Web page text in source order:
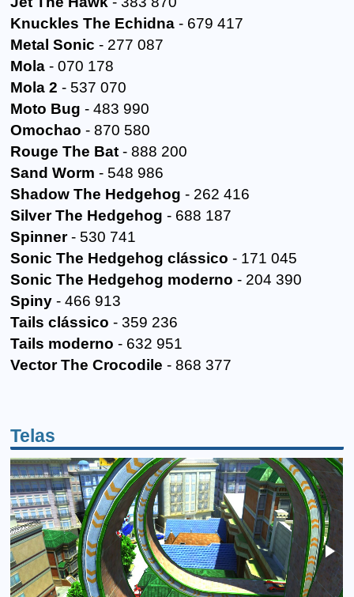
Knuckles The Echidna - 679 417
Metal Sonic - 277 087
Mola - 070 178
Mola 2 - 537 070
Moto Bug - 483 990
Omochao - 870 580
Rouge The Bat - 888 200
Sand Worm - 548 986
Shadow The Hedgehog - 262 416
Silver The Hedgehog - 688 187
Spinner- 530 741
Sonic The Hedgehog clássico - 171 045
Sonic The Hedgehog moderno - 204 390
Spiny - 466 913
Tails clássico - 359 236
Tails moderno - 632 951
Vector The Crocodile - 868 377
Telas